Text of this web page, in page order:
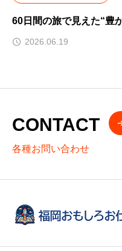
60日間の旅で見えた“豊
2026.06.19
CONTACT
各種お問い合わせ